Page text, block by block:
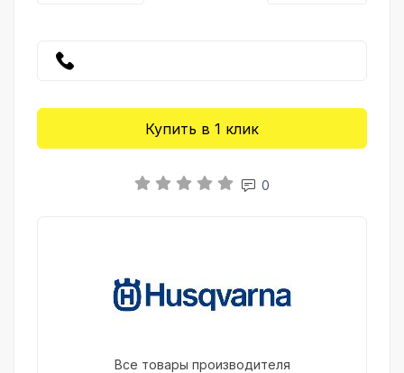
Купить в 1 клик
0
Все товары производителя